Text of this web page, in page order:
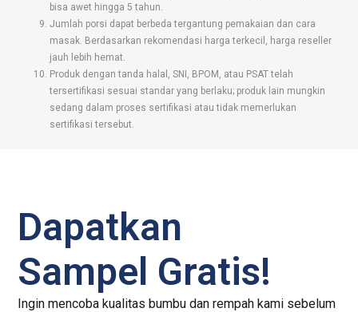
bisa awet hingga 5 tahun.
Jumlah porsi dapat berbeda tergantung pemakaian dan cara
masak. Berdasarkan rekomendasi harga terkecil, harga reseller
jauh lebih hemat.
Produk dengan tanda halal, SNI, BPOM, atau PSAT telah
tersertifikasi sesuai standar yang berlaku; produk lain mungkin
sedang dalam proses sertifikasi atau tidak memerlukan
sertifikasi tersebut.
Dapatkan
Sampel Gratis!
Ingin mencoba kualitas bumbu dan rempah kami sebelum